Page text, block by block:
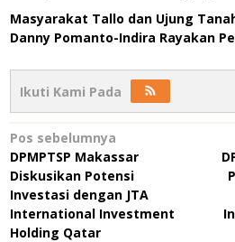
Masyarakat Tallo dan Ujung
Danny Pomanto-Indira Rayakan
Ikuti Kami Pada
Navigasi
pos
Pos sebelumnya
DPMPTSP Makassar
Diskusikan Potensi
Investasi dengan JTA
International Investment
Holding Qatar